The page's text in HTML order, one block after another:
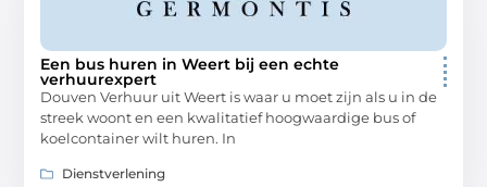
Een bus huren in Weert bij een echte
verhuurexpert
Douven Verhuur uit Weert is waar u moet zijn als u in de
streek woont en een kwalitatief hoogwaardige bus of
koelcontainer wilt huren. In
Dienstverlening